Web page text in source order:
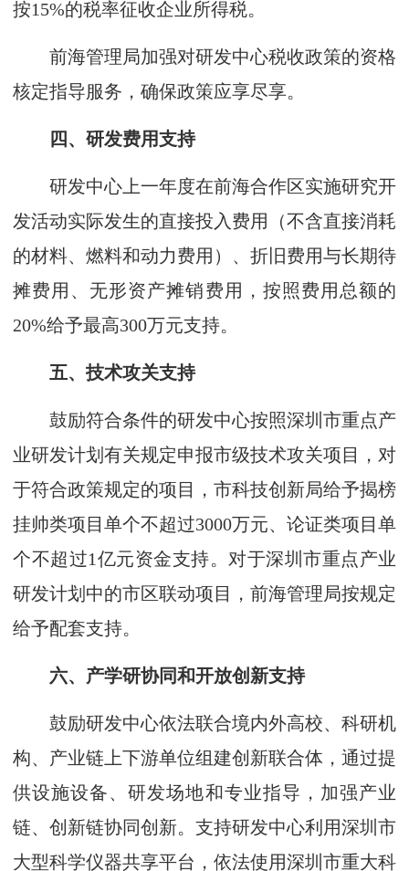
按15%的税率征收企业所得税。
前海管理局加强对研发中心税收政策的资格
核定指导服务，确保政策应享尽享。
四、研发费用支持
研发中心上一年度在前海合作区实施研究开
发活动实际发生的直接投入费用（不含直接消耗
的材料、燃料和动力费用）、折旧费用与长期待
摊费用、无形资产摊销费用，按照费用总额的
20%给予最高300万元支持。
五、技术攻关支持
鼓励符合条件的研发中心按照深圳市重点产
业研发计划有关规定申报市级技术攻关项目，对
于符合政策规定的项目，市科技创新局给予揭榜
挂帅类项目单个不超过3000万元、论证类项目单
个不超过1亿元资金支持。对于深圳市重点产业
研发计划中的市区联动项目，前海管理局按规定
给予配套支持。
六、产学研协同和开放创新支持
鼓励研发中心依法联合境内外高校、科研机
构、产业链上下游单位组建创新联合体，通过提
供设施设备、研发场地和专业指导，加强产业
链、创新链协同创新。支持研发中心利用深圳市
大型科学仪器共享平台，依法使用深圳市重大科